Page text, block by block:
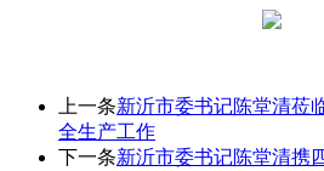
上一条新沂市委书记陈堂清莅
全生产工作
下一条新沂市委书记陈堂清携